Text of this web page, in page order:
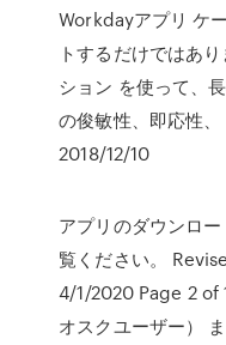
Workdayアプリ ケ
トするだけではあ
ション を使って、
の俊敏性、即応性
2018/12/10
アプリのダウンロ
覧ください。
4/1/2020 Page 2 of
オスクユーザー）